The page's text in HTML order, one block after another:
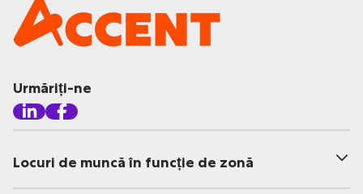
Urmăriți-ne
Locuri de muncă în funcție de zonă